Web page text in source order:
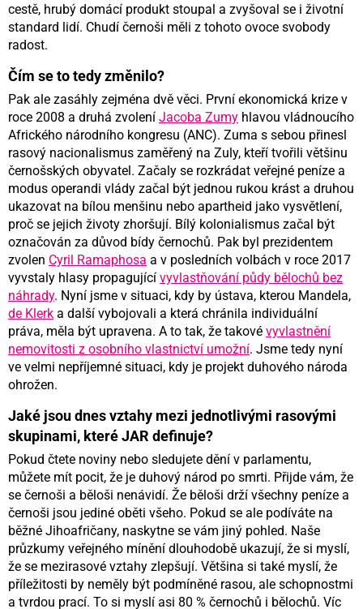
cestě, hrubý domácí produkt stoupal a zvyšoval se i životní
standard lidí. Chudí černoši měli z tohoto ovoce svobody
radost.
Čím se to tedy změnilo?
Pak ale zasáhly zejména dvě věci. První ekonomická krize v
roce 2008 a druhá zvolení Jacoba Zumy hlavou vládnoucího
Afrického národního kongresu (ANC). Zuma s sebou přinesl
rasový nacionalismus zaměřený na Zuly, kteří tvořili většinu
černošských obyvatel. Začaly se rozkrádat veřejné peníze a
modus operandi vlády začal být jednou rukou krást a druhou
ukazovat na bílou menšinu nebo apartheid jako vysvětlení,
proč se jejich životy zhoršují. Bílý kolonialismus začal být
označován za důvod bídy černochů. Pak byl prezidentem
zvolen Cyril Ramaphosa a v posledních volbách v roce 2017
vyvstaly hlasy propagující vyvlastňování půdy bělochů bez
náhrady. Nyní jsme v situaci, kdy by ústava, kterou Mandela,
de Klerk a další vybojovali a která chránila individuální
práva, měla být upravena. A to tak, že takové vyvlastnění
nemovitosti z osobního vlastnictví umožní. Jsme tedy nyní
ve velmi nepříjemné situaci, kdy je projekt duhového národa
ohrožen.
Jaké jsou dnes vztahy mezi jednotlivými rasovými
skupinami, které JAR definuje?
Pokud čtete noviny nebo sledujete dění v parlamentu,
můžete mít pocit, že je duhový národ po smrti. Přijde vám, že
se černoši a běloši nenávidí. Že běloši drží všechny peníze a
černoši jsou jediné oběti všeho. Pokud se ale podíváte na
běžné Jihoafričany, naskytne se vám jiný pohled. Naše
průzkumy veřejného mínění dlouhodobě ukazují, že si myslí,
že se mezirasové vztahy zlepšují. Většina si také myslí, že
příležitosti by neměly být podmíněné rasou, ale schopnostmi
a tvrdou prací. To si myslí asi 80 % černochů i bělochů. Víc